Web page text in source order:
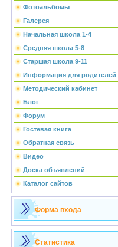
Фотоальбомы
Галерея
Начальная школа 1-4
Средняя школа 5-8
Старшая школа 9-11
Информация для родителей
Методический кабинет
Блог
Форум
Гостевая книга
Обратная связь
Видео
Доска объявлений
Каталог сайтов
Форма входа
Статистика